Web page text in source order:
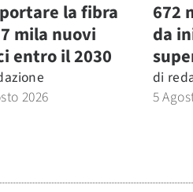
la fibra
mila nuovi
entro il 2030
2026
672
da
di
5